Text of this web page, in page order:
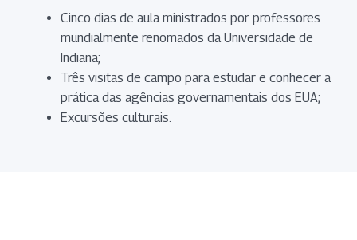
Cinco dias de aula ministrados por professores
mundialmente renomados da Universidade de
Indiana;
Três visitas de campo para estudar e conhecer a
prática das agências governamentais dos EUA;
Excursões culturais.